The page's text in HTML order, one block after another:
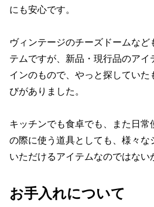
にも安心です。
ヴィンテージのチーズドームなど
テムですが、新品・現行品のア
インのもので、やっと探してい
びがありました。
キッチンでも食卓でも、また日常
の際に使う道具としても、様々な
いただけるアイテムなのではない
お手入れについて